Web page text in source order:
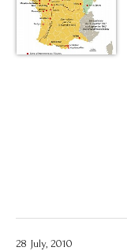
28 July, 2010